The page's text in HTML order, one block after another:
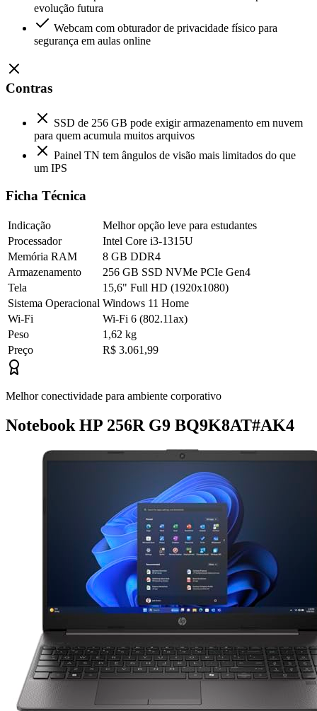
evolução futura
Webcam com obturador de privacidade físico para
segurança em aulas online
Contras
SSD de 256 GB pode exigir armazenamento em nuvem
para quem acumula muitos arquivos
Painel TN tem ângulos de visão mais limitados do que
um IPS
Ficha Técnica
Indicação
Melhor opção leve para estudantes
Processador
Intel Core i3-1315U
Memória RAM
8 GB DDR4
Armazenamento
256 GB SSD NVMe PCIe Gen4
Tela
15,6" Full HD (1920x1080)
Sistema Operacional Windows 11 Home
Wi-Fi
Wi-Fi 6 (802.11ax)
Peso
1,62 kg
Preço
R$ 3.061,99
Melhor conectividade para ambiente corporativo
Notebook HP 256R G9 BQ9K8AT#AK4